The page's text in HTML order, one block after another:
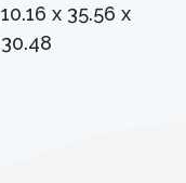
10.16 x 35.56 x
30.48